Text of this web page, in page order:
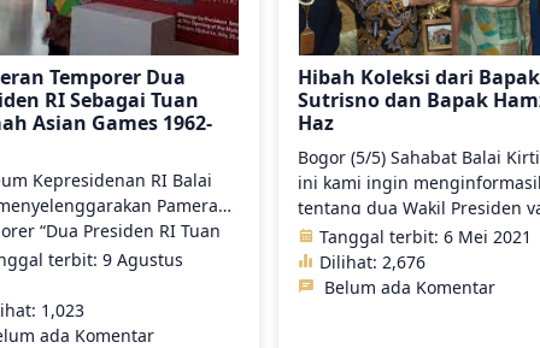
skala nasional, Museum
Kepresidenan Republik
Balai Kirti ke depannya
diharapkan dapat menjadi
studi Kepresidenan.
Temporer Dua
RI Sebagai Tuan
Asian Games 1962-
Kepresidenan RI Balai
Pameran
“Dua Presiden RI Tuan
Asian Games 1962 dan
Minggu 20 Mei 2018 di
Istana Bogor. Pameran ini
tentang Maket-maket
terbit: 9 Agustus
1,023
ada Komentar
Hibah Koleksi dari
Sutrisno dan Bapak
Haz
Bogor (5/5) Sahabat Balai
ini kami ingin
tentang dua Wakil Presiden
menghibahkan koleksinya
Museum Kepresidenan RI
Kirti. Yuk, langsung cek
Tanggal terbit: 6 Mei 2021
Dilihat: 2,676
Belum ada Komentar